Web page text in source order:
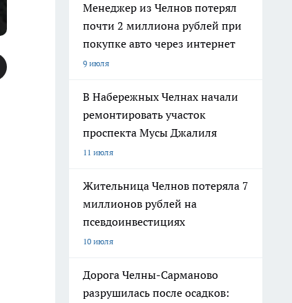
Менеджер из Челнов потерял
почти 2 миллиона рублей при
покупке авто через интернет
9 июля
В Набережных Челнах начали
ремонтировать участок
проспекта Мусы Джалиля
11 июля
Жительница Челнов потеряла 7
миллионов рублей на
псевдоинвестициях
10 июля
Дорога Челны-Сарманово
разрушилась после осадков: